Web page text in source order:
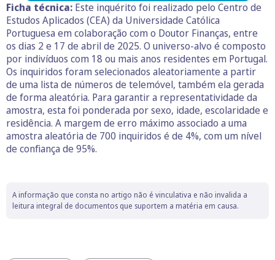
Ficha técnica: Este inquérito foi realizado pelo Centro de
Estudos Aplicados (CEA) da Universidade Católica
Portuguesa em colaboração com o Doutor Finanças, entre
os dias 2 e 17 de abril de 2025. O universo-alvo é composto
por indivíduos com 18 ou mais anos residentes em Portugal.
Os inquiridos foram selecionados aleatoriamente a partir
de uma lista de números de telemóvel, também ela gerada
de forma aleatória. Para garantir a representatividade da
amostra, esta foi ponderada por sexo, idade, escolaridade e
residência. A margem de erro máximo associado a uma
amostra aleatória de 700 inquiridos é de 4%, com um nível
de confiança de 95%.
A informação que consta no artigo não é vinculativa e não invalida a
leitura integral de documentos que suportem a matéria em causa.